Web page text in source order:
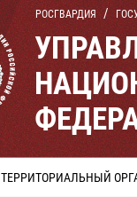
РОСГВАРДИЯ
ТЕРРИТОРИАЛЬНЫЙ